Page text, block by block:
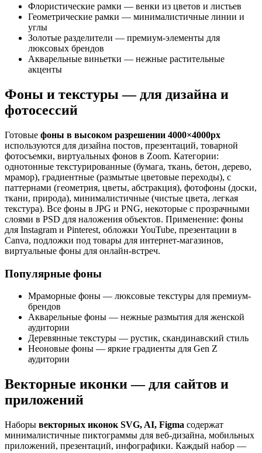
Флористические рамки — венки из цветов и листьев
Геометрические рамки — минималистичные линии и
углы
Золотые разделители — премиум-элементы для
люксовых брендов
Акварельные виньетки — нежные растительные
акценты
Фоны и текстуры — для дизайна и
фотосессий
Готовые фоны в высоком разрешении 4000×4000px
используются для дизайна постов, презентаций, товарной
фотосъемки, виртуальных фонов в Zoom. Категории:
однотонные текстурированные (бумага, ткань, бетон, дерево,
мрамор), градиентные (размытые цветовые переходы), с
паттернами (геометрия, цветы, абстракция), фотофоны (доски,
ткани, природа), минималистичные (чистые цвета, легкая
текстура). Все фоны в JPG и PNG, некоторые с прозрачными
слоями в PSD для наложения объектов. Применение: фоны
для Instagram и Pinterest, обложки YouTube, презентации в
Canva, подложки под товары для интернет-магазинов,
виртуальные фоны для онлайн-встреч.
Популярные фоны
Мраморные фоны — люксовые текстуры для премиум-
брендов
Акварельные фоны — нежные размытия для женской
аудитории
Деревянные текстуры — рустик, скандинавский стиль
Неоновые фоны — яркие градиенты для Gen Z
аудитории
Векторные иконки — для сайтов и
приложений
Наборы векторных иконок SVG, AI, Figma содержат
минималистичные пиктограммы для веб-дизайна, мобильных
приложений, презентаций, инфографики. Каждый набор —